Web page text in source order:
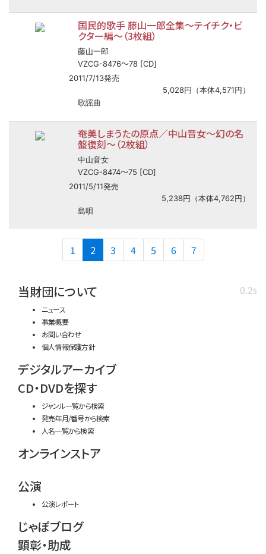
国民的歌手 藤山一郎全集〜テイチク・ビ
クター編〜 （3枚組）
藤山一郎
VZCG-8476〜78 [CD]
2011/7/13発売
5,028円（本体4,571円）
歌謡曲
奄美しまうたの原点／中山音女〜幻の名
盤復刻〜 （2枚組）
中山音女
VZCG-8474〜75 [CD]
2011/5/11発売
5,238円（本体4,762円）
島唄
1 2(current)
3 4 5 6 7
0.2s
当財団について
ニュース
事業概要
お問い合わせ
個人情報保護方針
デジタルアーカイブ
CD・DVDを探す
ジャンル一覧から検索
発売年月/番号から検索
人名一覧から検索
オンラインストア
公演
公演レポート
じゃぽブログ
顕彰・助成